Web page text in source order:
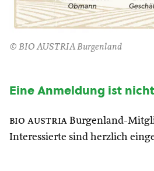
© BIO AUSTRIA Burgenland
Eine Anmeldung ist
bio austria Burgenland-
Interessierte sind herzlich